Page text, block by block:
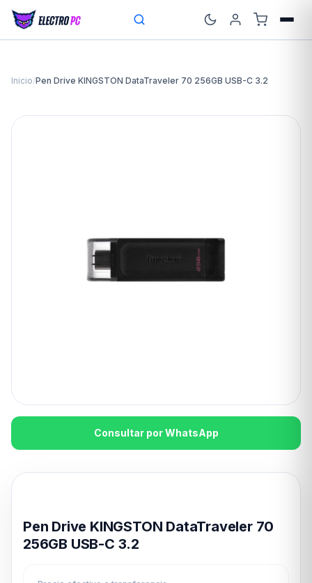
Inicio/Pen Drive KINGSTON DataTraveler 70 256GB USB-C 3.2
Consultar por WhatsApp
Pen Drive KINGSTON DataTraveler 70
256GB USB-C 3.2